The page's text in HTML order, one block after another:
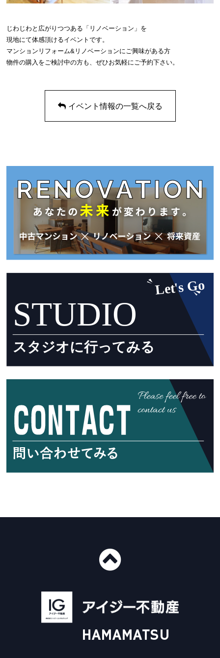
じわじわと広がりつつある「リノベーション」を
現地にて体感頂けるイベントです。
マンションリフォーム&リノベーションにご興味がある方
物件の購入をご検討中の方も、ぜひお気軽にご予約下さい。
イベント情報の一覧へ戻る
■免許番号
建設業許可 国土交通大臣許可（般-4）第20412号
宅地建物取引業 国土交通大臣（3）第8168号
HAMAMATSU